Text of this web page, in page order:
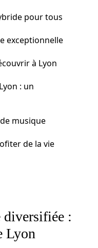
pour tous
exceptionnelle
à Lyon
: un
musique
de la vie
diversifiée :
Lyon